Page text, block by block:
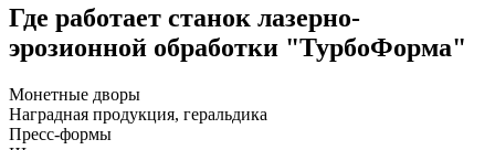
Где работает станок лазерно-
эрозионной обработки "ТурбоФорма"
Монетные дворы
Наградная продукция, геральдика
Пресс-формы